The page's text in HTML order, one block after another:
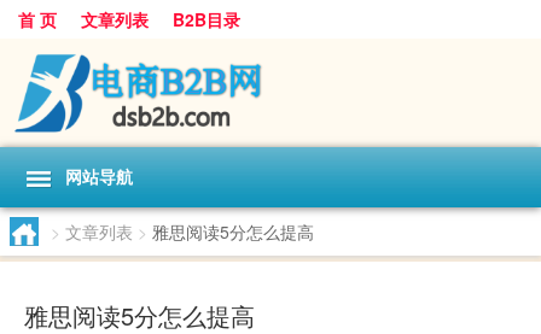
首 页 文章列表 B2B目录
网站导航
> 文章列表 > 雅思阅读5分怎么提高
雅思阅读5分怎么提高